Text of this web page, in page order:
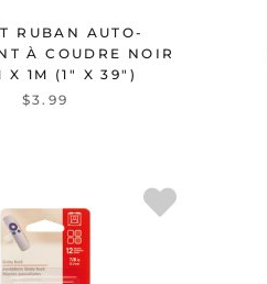
RUBAN AUTO-
À COUDRE NOIR
X 1M (1" X 39")
$3.99